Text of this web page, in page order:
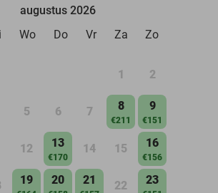
augustus 2026
Wo Do Vr Za Zo
1 2
5 6 7 8
€211
9
€151
12 13
€170
14 15 16
€156
19 20 21 22 23